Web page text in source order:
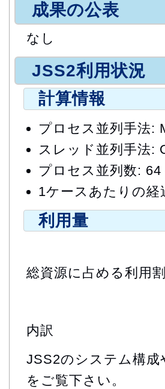
成果の公表
なし
JSS2利用状況
計算情報
プロセス並列手法:
スレッド並列手法:
プロセス並列数: 64
1ケースあたりの
利用量
総資源に占める利用
内訳
JSS2のシステム構成
をご覧下さい。